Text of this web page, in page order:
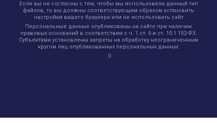
Если вы не согласны с тем, чтобы мы использовали данный тип
файлов, то вы должны соответствующим образом установить
настройки вашего браузера или не использовать сайт
Персональные данные опубликованы на сайте при наличии
правовых оснований в соответствии с ч. 1 ст. 6 и ст. 10.1 152-ФЗ.
Субъектами установлены запреты на обработку неограниченным
кругом лиц опубликованных персональных данных.
0